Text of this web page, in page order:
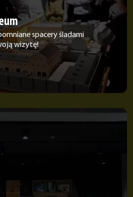
spacery śladami
wizytę!